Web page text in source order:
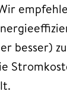
besser)